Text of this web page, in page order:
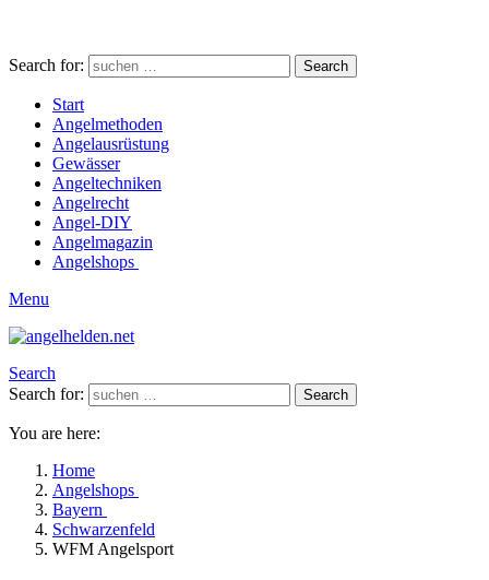
Search for: Search
Start
Angelmethoden
Angelausrüstung
Gewässer
Angeltechniken
Angelrecht
Angel-DIY
Angelmagazin
Angelshops
Menu
Search
Search for:
Search
You are here:
Home
Angelshops
Bayern
Schwarzenfeld
WFM Angelsport